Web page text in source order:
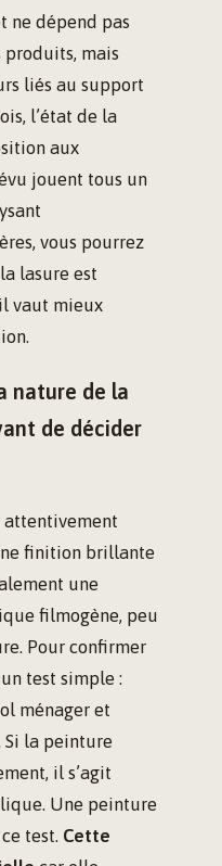
ne dépend pas
mais
liés au support
l’état de la
aux
jouent tous un
vous pourrez
lasure est
vaut mieux
nature de la
de décider
attentivement
finition brillante
une
filmogène, peu
Pour confirmer
test simple :
ménager et
Si la peinture
il s’agit
Une peinture
test. Cette